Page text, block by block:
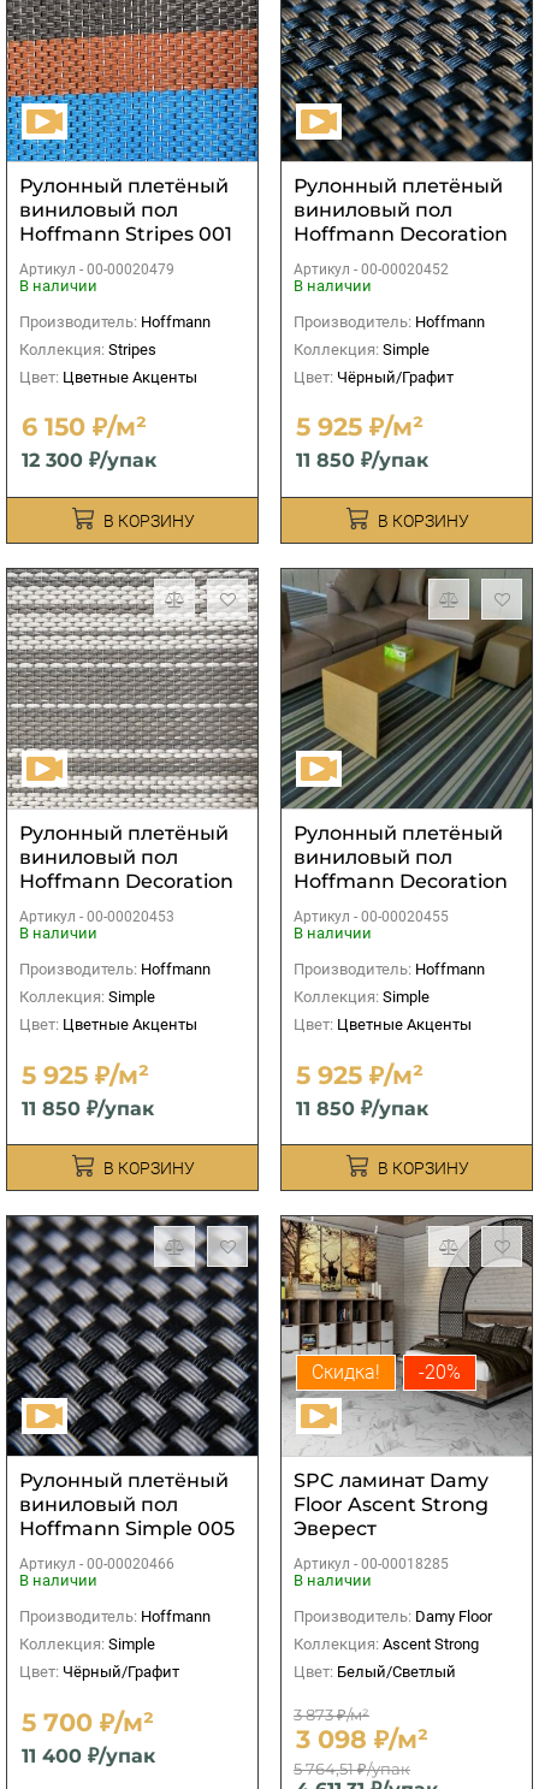
Рулонный плетёный
виниловый пол
Hoffmann Stripes 001
Артикул - 00-00020479
В наличии
Производитель: Hoffmann
Коллекция: Stripes
Цвет: Цветные Акценты
6 150 ₽/м²
12 300 ₽/упак
В КОРЗИНУ
Рулонный плетёный
виниловый пол
Hoffmann Decoration
006
Артикул - 00-00020452
В наличии
Производитель: Hoffmann
Коллекция: Simple
Цвет: Чёрный/Графит
5 925 ₽/м²
11 850 ₽/упак
В КОРЗИНУ
Рулонный плетёный
виниловый пол
Hoffmann Decoration
025
Артикул - 00-00020453
В наличии
Производитель: Hoffmann
Коллекция: Simple
Цвет: Цветные Акценты
5 925 ₽/м²
11 850 ₽/упак
В КОРЗИНУ
Рулонный плетёный
виниловый пол
Hoffmann Decoration
08
Артикул - 00-00020455
В наличии
Производитель: Hoffmann
Коллекция: Simple
Цвет: Цветные Акценты
5 925 ₽/м²
11 850 ₽/упак
В КОРЗИНУ
Рулонный плетёный
виниловый пол
Hoffmann Simple 005
Артикул - 00-00020466
В наличии
Производитель: Hoffmann
Коллекция: Simple
Цвет: Чёрный/Графит
5 700 ₽/м²
11 400 ₽/упак
Скидка! -20%
SPC ламинат Damy
Floor Ascent Strong
Эверест
Артикул - 00-00018285
В наличии
Производитель: Damy Floor
Коллекция: Ascent Strong
Цвет: Белый/Светлый
3 873 ₽/м²
3 098 ₽/м²
5 764,51 ₽/упак